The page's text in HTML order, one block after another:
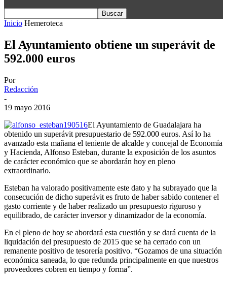
Inicio Hemeroteca
El Ayuntamiento obtiene un superávit de
592.000 euros
Por
Redacción
-
19 mayo 2016
El Ayuntamiento de Guadalajara ha
obtenido un superávit presupuestario de 592.000 euros. Así lo ha
avanzado esta mañana el teniente de alcalde y concejal de Economía
y Hacienda, Alfonso Esteban, durante la exposición de los asuntos
de carácter económico que se abordarán hoy en pleno
extraordinario.
Esteban ha valorado positivamente este dato y ha subrayado que la
consecución de dicho superávit es fruto de haber sabido contener el
gasto corriente y de haber realizado un presupuesto riguroso y
equilibrado, de carácter inversor y dinamizador de la economía.
En el pleno de hoy se abordará esta cuestión y se dará cuenta de la
liquidación del presupuesto de 2015 que se ha cerrado con un
remanente positivo de tesorería positivo. “Gozamos de una situación
económica saneada, lo que redunda principalmente en que nuestros
proveedores cobren en tiempo y forma”.